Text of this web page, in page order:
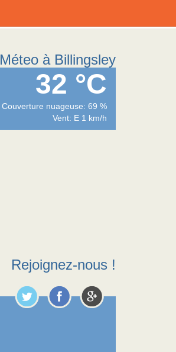
Méteo à Billingsley
32 °C
Couverture nuageuse: 69 %
Vent: E 1 km/h
Rejoignez-nous !